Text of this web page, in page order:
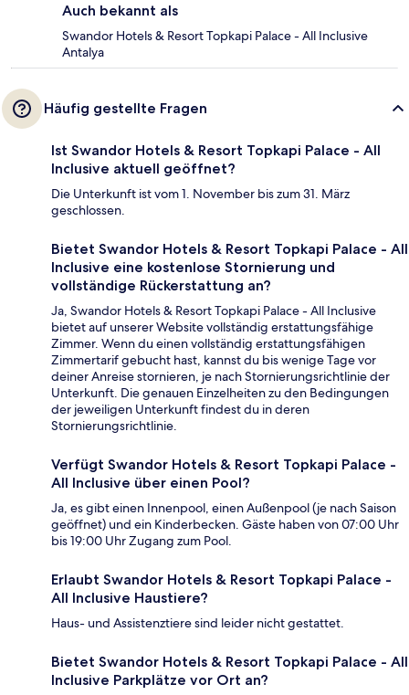
Auch bekannt als
Swandor Hotels & Resort Topkapi Palace - All Inclusive
Antalya
Häufig gestellte Fragen
Ist Swandor Hotels & Resort Topkapi Palace - All
Inclusive aktuell geöffnet?
Die Unterkunft ist vom 1. November bis zum 31. März
geschlossen.
Bietet Swandor Hotels & Resort Topkapi Palace - All
Inclusive eine kostenlose Stornierung und
vollständige Rückerstattung an?
Ja, Swandor Hotels & Resort Topkapi Palace - All Inclusive
bietet auf unserer Website vollständig erstattungsfähige
Zimmer. Wenn du einen vollständig erstattungsfähigen
Zimmertarif gebucht hast, kannst du bis wenige Tage vor
deiner Anreise stornieren, je nach Stornierungsrichtlinie der
Unterkunft. Die genauen Einzelheiten zu den Bedingungen
der jeweiligen Unterkunft findest du in deren
Stornierungsrichtlinie.
Verfügt Swandor Hotels & Resort Topkapi Palace -
All Inclusive über einen Pool?
Ja, es gibt einen Innenpool, einen Außenpool (je nach Saison
geöffnet) und ein Kinderbecken. Gäste haben von 07:00 Uhr
bis 19:00 Uhr Zugang zum Pool.
Erlaubt Swandor Hotels & Resort Topkapi Palace -
All Inclusive Haustiere?
Haus- und Assistenztiere sind leider nicht gestattet.
Bietet Swandor Hotels & Resort Topkapi Palace - All
Inclusive Parkplätze vor Ort an?